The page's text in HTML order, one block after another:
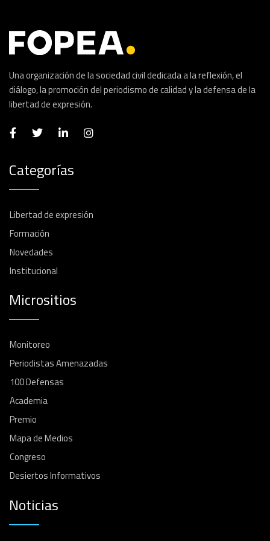
Una organización de la sociedad civil dedicada a la reflexión, el
diálogo, la promoción del periodismo de calidad y la defensa de la
libertad de expresión.
Categorías
Libertad de expresión
Formación
Novedades
Institucional
Micrositios
Monitoreo
Periodistas Amenazadas
100 Defensas
Academia
Premio
Mapa de Medios
Congreso
Desiertos Informativos
Noticias